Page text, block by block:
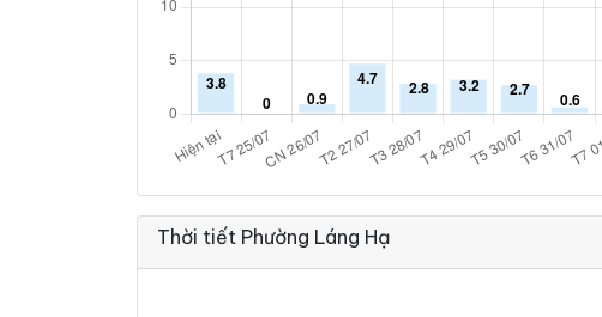
Thời tiết Phường Láng Hạ